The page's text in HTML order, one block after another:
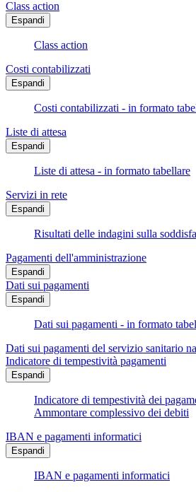
Class action
Espandi
Class action
Costi contabilizzati
Espandi
Costi contabilizzati - in formato
Liste di attesa
Espandi
Liste di attesa - in formato tabellare
Servizi in rete
Espandi
Risultati delle indagini sulla
Pagamenti dell'amministrazione
Espandi
Dati sui pagamenti
Espandi
Dati sui pagamenti - in formato
Dati sui pagamenti del servizio sanitario
Indicatore di tempestività pagamenti
Espandi
Indicatore di tempestività dei
Ammontare complessivo dei debiti
IBAN e pagamenti informatici
Espandi
IBAN e pagamenti informatici